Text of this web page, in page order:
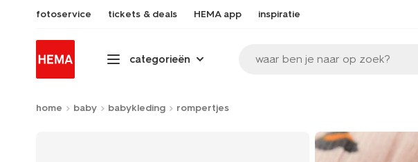
fotoservice tickets & deals HEMA app inspiratie
categorieën waar ben je naar op zoek?
home baby babykleding rompertjes